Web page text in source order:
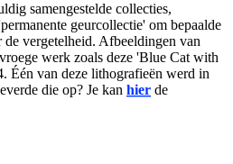
samengestelde collecties,
geurcollectie' om bepaalde
de vergetelheid. Afbeeldingen van
werk zoals deze 'Blue Cat with
Één van deze lithografieën werd in
die op? Je kan hier de